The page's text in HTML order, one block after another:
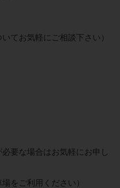
てお気軽にご相談下さい）
要な場合はお気軽にお申し
をご利用ください）